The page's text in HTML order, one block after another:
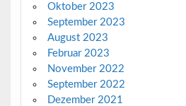
Oktober 2023
September 2023
August 2023
Februar 2023
November 2022
September 2022
Dezember 2021